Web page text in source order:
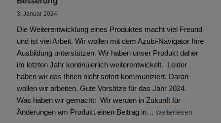
3. Januar 2024
Die Weiterentwicklung eines Produktes macht viel Freund
und ist viel Arbeit. Wir wollen mit dem Azubi-Navigator Ihre
Ausbildung unterstützen. Wir haben unser Produkt daher
im letzten Jahr kontinuierlich weiterentwickelt. Leider
haben wir das Ihnen nicht sofort kommuniziert. Daran
wollen wir arbeiten. Gute Vorsätze für das Jahr 2024.
Was haben wir gemacht: Wir werden in Zukunft für
Änderungen am Produkt einen Beitrag in… weiterlesen